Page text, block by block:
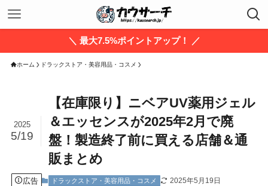
＼ 最大7.5%ポイントアップ！ ／
ホーム ドラックストア・美容用品・コスメ
【在庫限り】ニベアUV薬用ジェル
＆エッセンスが2025年2月で廃
盤！製造終了前に買える店舗＆通
販まとめ
2025
5/19
広告 ドラックストア・美容用品・コスメ 2025年5月19日